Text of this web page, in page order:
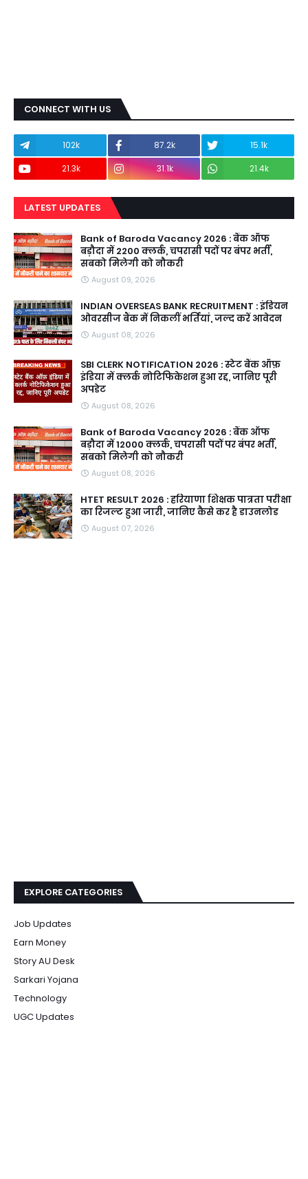
CONNECT WITH US
102k 87.2k
15.1k
21.3k
31.1k 21.4k
LATEST UPDATES
Bank of Baroda Vacancy 2026 : बैंक ऑफ
बड़ौदा में 2200 क्लर्क, चपरासी पदों पर बंपर भर्ती,
सबको मिलेगी को नौकरी
August 09, 2026
INDIAN OVERSEAS BANK RECRUITMENT : इंडियन
ओवरसीज बैंक में निकलीं भर्तियां, जल्द करें आवेदन
August 08, 2026
SBI CLERK NOTIFICATION 2026 : स्टेट बैंक ऑफ़
इंडिया में क्लर्क नोटिफिकेशन हुआ रद्द, जानिए पूरी
अपडेट
August 08, 2026
Bank of Baroda Vacancy 2026 : बैंक ऑफ
बड़ौदा में 12000 क्लर्क, चपरासी पदों पर बंपर भर्ती,
सबको मिलेगी को नौकरी
August 08, 2026
HTET RESULT 2026 : हरियाणा शिक्षक पात्रता परीक्षा
का रिजल्ट हुआ जारी, जानिए कैसे कर है डाउनलोड
August 07, 2026
EXPLORE CATEGORIES
Job Updates
Earn Money
Story AU Desk
Sarkari Yojana
Technology
UGC Updates